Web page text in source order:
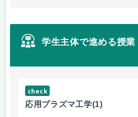
学生主体で進める授業
check
応用プラズマ工学(1)